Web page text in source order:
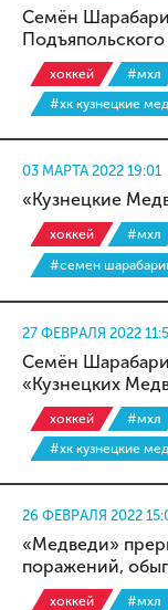
Семён
Подъяпольского
хоккей #мхл
#хк кузнецкие
03 МАРТА 2022 19:01
«Кузнецкие
хоккей #мхл
#семен
27 ФЕВРАЛЯ 2022
Семён
«Кузнецких
хоккей #мхл
#хк кузнецкие
26 ФЕВРАЛЯ 2022
«Медведи»
поражений,
хоккей #мхл